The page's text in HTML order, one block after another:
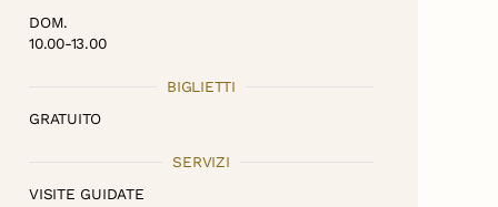
DOM.
10.00-13.00
BIGLIETTI
GRATUITO
SERVIZI
VISITE GUIDATE